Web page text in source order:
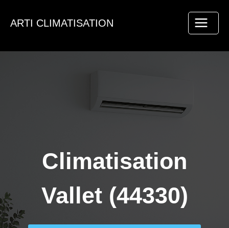
ARTI CLIMATISATION
Climatisation
Vallet (44330)